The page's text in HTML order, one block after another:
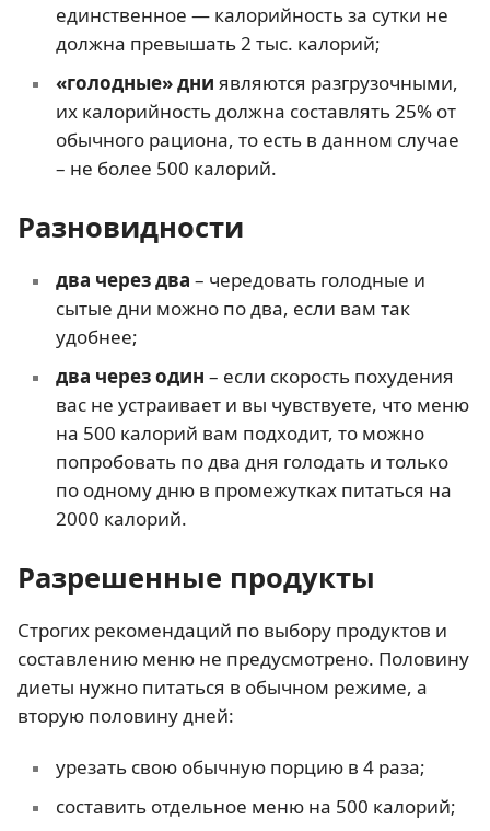
единственное — калорийность за сутки не
должна превышать 2 тыс. калорий;
«голодные» дни являются разгрузочными,
их калорийность должна составлять 25% от
обычного рациона, то есть в данном случае
– не более 500 калорий.
Разновидности
два через два – чередовать голодные и
сытые дни можно по два, если вам так
удобнее;
два через один – если скорость похудения
вас не устраивает и вы чувствуете, что меню
на 500 калорий вам подходит, то можно
попробовать по два дня голодать и только
по одному дню в промежутках питаться на
2000 калорий.
Разрешенные продукты
Строгих рекомендаций по выбору продуктов и
составлению меню не предусмотрено. Половину
диеты нужно питаться в обычном режиме, а
вторую половину дней:
урезать свою обычную порцию в 4 раза;
составить отдельное меню на 500 калорий;